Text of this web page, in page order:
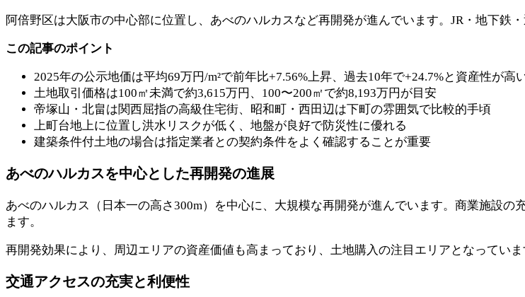
阿倍野区は大阪市の中心部に位置し、あべのハルカスなど再開発が進んでいます。JR・地下鉄
この記事のポイント
2025年の公示地価は平均69万円/m²で前年比+7.56%上昇、過去10年で+24.7%と資産性が高
土地取引価格は100㎡未満で約3,615万円、100〜200㎡で約8,193万円が目安
帝塚山・北畠は関西屈指の高級住宅街、昭和町・西田辺は下町の雰囲気で比較的手頃
上町台地上に位置し洪水リスクが低く、地盤が良好で防災性に優れる
建築条件付土地の場合は指定業者との契約条件をよく確認することが重要
あべのハルカスを中心とした再開発の進展
あべのハルカス（日本一の高さ300m）を中心に、大規模な再開発が進んでいます。商業施設
ます。
再開発効果により、周辺エリアの資産価値も高まっており、土地購入の注目エリアとなっていま
交通アクセスの充実と利便性